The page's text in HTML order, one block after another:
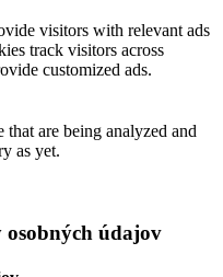
visitors with relevant ads
track visitors across
customized ads.
that are being analyzed and
as yet.
osobných údajov